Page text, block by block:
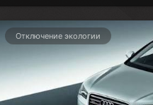
Отключение экологии